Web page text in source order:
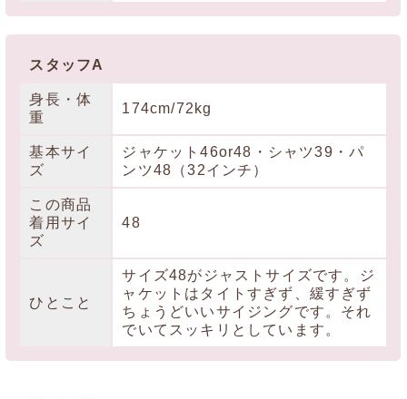
スタッフA
身長・体
重
174cm/72kg
基本サイ
ズ
ジャケット46or48・シャツ39・パ
ンツ48（32インチ）
この商品
着用サイ
ズ
48
ひとこと
サイズ48がジャストサイズです。ジ
ャケットはタイトすぎず、緩すぎず
ちょうどいいサイジングです。それ
でいてスッキリとしています。